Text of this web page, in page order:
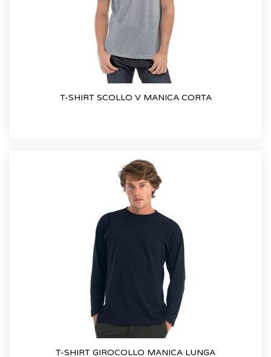
T-SHIRT SCOLLO V MANICA CORTA
T-SHIRT GIROCOLLO MANICA LUNGA